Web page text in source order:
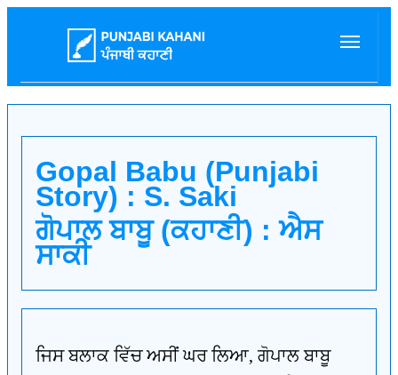
Gopal Babu (Punjabi
Story) : S. Saki
ਗੋਪਾਲ ਬਾਬੂ (ਕਹਾਣੀ) : ਐਸ
ਸਾਕੀ
ਜਿਸ ਬਲਾਕ ਵਿੱਚ ਅਸੀਂ ਘਰ ਲਿਆ, ਗੋਪਾਲ ਬਾਬੂ